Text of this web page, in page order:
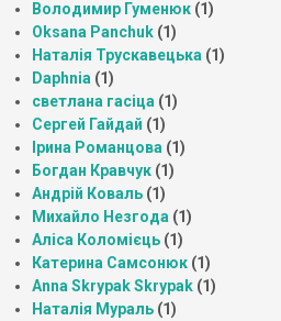
Володимир Гуменюк (1)
Oksana Panchuk (1)
Наталія Трускавецька (1)
Daphnia (1)
светлана гасіца (1)
Сергей Гайдай (1)
Ірина Романцова (1)
Богдан Кравчук (1)
Андрій Коваль (1)
Михайло Незгода (1)
Аліса Коломієць (1)
Катерина Самсонюк (1)
Anna Skrypak Skrypak (1)
Наталія Мураль (1)